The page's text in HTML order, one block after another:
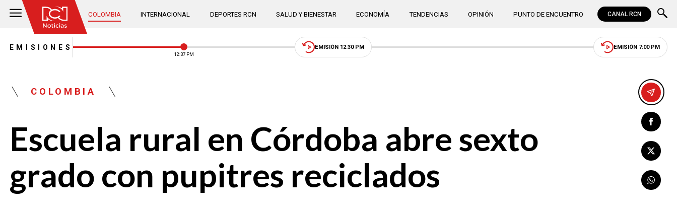
COLOMBIA INTERNACIONAL DEPORTES RCN SALUD Y BIENESTAR ECONOMÍA TENDENCIAS OPINIÓN PUNTO DE ENCUENTRO CANAL RCN
EMISIONES
12:37 PM
EMISIÓN 12:30 PM EMISIÓN 7:00 PM
COLOMBIA
Escuela rural en Córdoba abre sexto
grado con pupitres reciclados